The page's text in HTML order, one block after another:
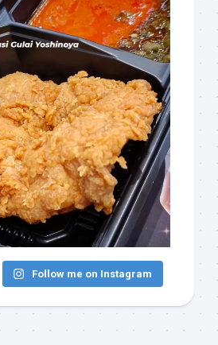
Follow me on Instagram